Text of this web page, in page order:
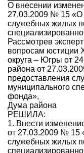
О внесении
27.03.2009 № 15 «О
служебных жилых
Рассмотрев
вопросам юстиции
округа – Югры от
района от
предоставления
муниципального
фонда»,
Дума района
РЕШИЛА:
1. Внести
от 27.03.2009 № 15
служебных жилых